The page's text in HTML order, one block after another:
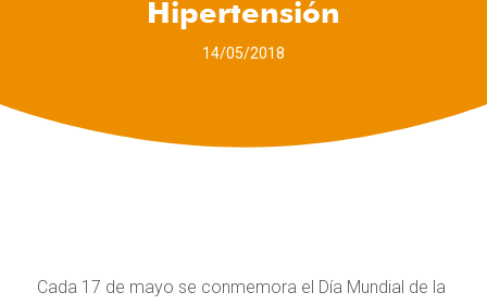
Hipertensión
14/05/2018
Cada 17 de mayo se conmemora el Día Mundial de la